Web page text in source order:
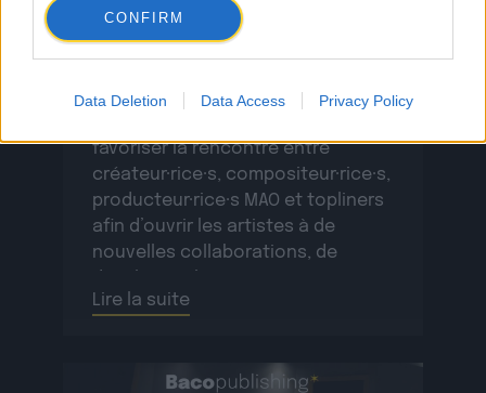
CONFIRM
Data Deletion Data Access Privacy Policy
Baco Publishing ouvre l’appel à
édition de son camp d’écriture à
favoriser la rencontre entre
créateur·rice·s, compositeur·rice·s,
producteur·rice·s MAO et topliners
afin d’ouvrir les artistes à de
nouvelles collaborations, de
professionnel des participant·e·s
déroulera […]
Lire la suite